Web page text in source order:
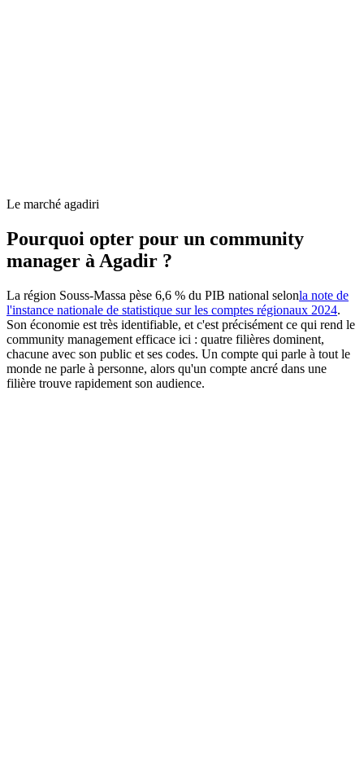
Le marché agadiri
Pourquoi opter pour un community
manager à Agadir ?
La région Souss-Massa pèse 6,6 % du PIB national selonla note de
l'instance nationale de statistique sur les comptes régionaux 2024.
Son économie est très identifiable, et c'est précisément ce qui rend le
community management efficace ici : quatre filières dominent,
chacune avec son public et ses codes. Un compte qui parle à tout le
monde ne parle à personne, alors qu'un compte ancré dans une
filière trouve rapidement son audience.